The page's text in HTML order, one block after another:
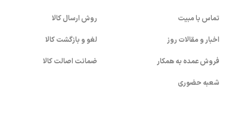
تماس با مبیت
اخبار و مقالات روز
فروش عمده به همکار
شعبه حضوری
روش ارسال کالا
لغو و بازگشت کالا
ضمانت اصالت کالا